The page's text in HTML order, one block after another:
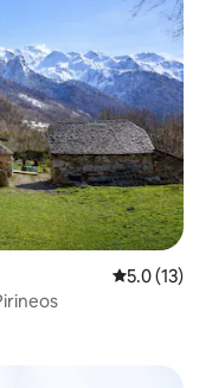
Calificación
5.0 (13)